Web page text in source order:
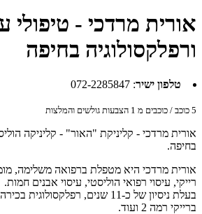
אורית מרדכי - טיפולי
ורפלקסולוגיה בחיפה
טלפון ישיר:
072-2285847
5 כוכב / כוכבים מ 1 הצבעות גולשים והמלצות
אורית מרדכי - קליניקת "האור" - קליניקה
בחיפה.
אורית מרדכי היא מטפלת ברפואה משלימה,
רייקי, עיסוי רפואי הוליסטי, עיסוי אבנים חמות.
בעלת ניסיון של כ-11 שנים,
ברייקי רמה 2 ועוד.